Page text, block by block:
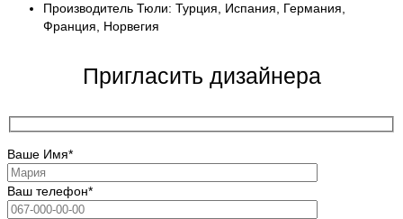
Производитель Тюли: Турция, Испания, Германия,
Франция, Норвегия
Пригласить дизайнера
Ваше Имя*
Ваш телефон*